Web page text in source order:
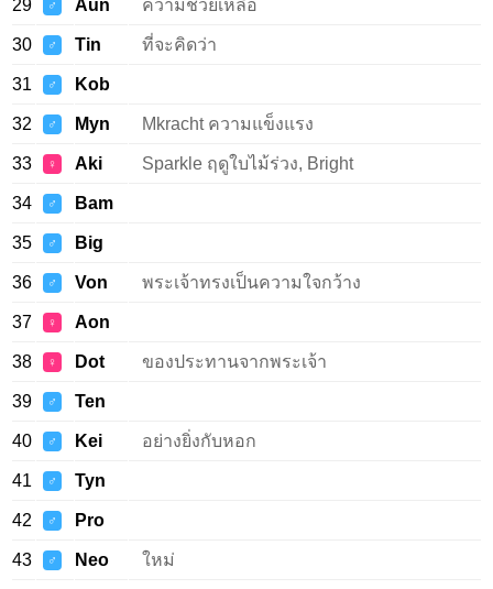
29 ♂ Aun ความช่วยเหลือ
30 ♂ Tin ที่จะคิดว่า
31 ♂ Kob
32 ♂ Myn Mkracht ความแข็งแรง
33 ♀ Aki Sparkle ฤดูใบไม้ร่วง, Bright
34 ♂ Bam
35 ♂ Big
36 ♂ Von พระเจ้าทรงเป็นความใจกว้าง
37 ♀ Aon
38 ♀ Dot ของประทานจากพระเจ้า
39 ♂ Ten
40 ♂ Kei อย่างยิ่งกับหอก
41 ♂ Tyn
42 ♂ Pro
43 ♂ Neo ใหม่